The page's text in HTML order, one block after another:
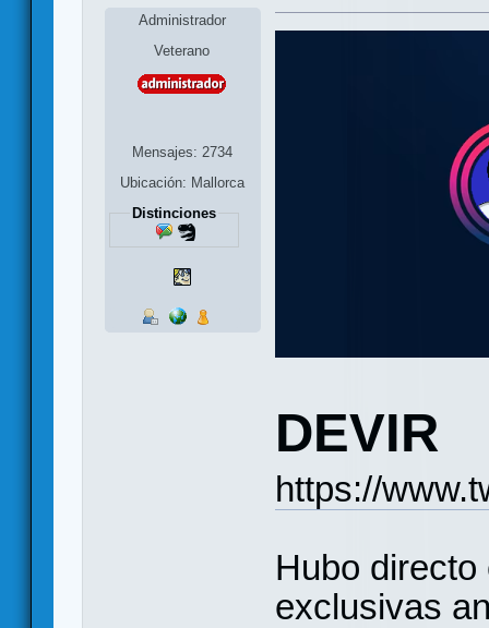
Administrador
Veterano
Mensajes: 2734
Ubicación: Mallorca
Distinciones
DEVIR
https://
Hubo directo
exclusivas